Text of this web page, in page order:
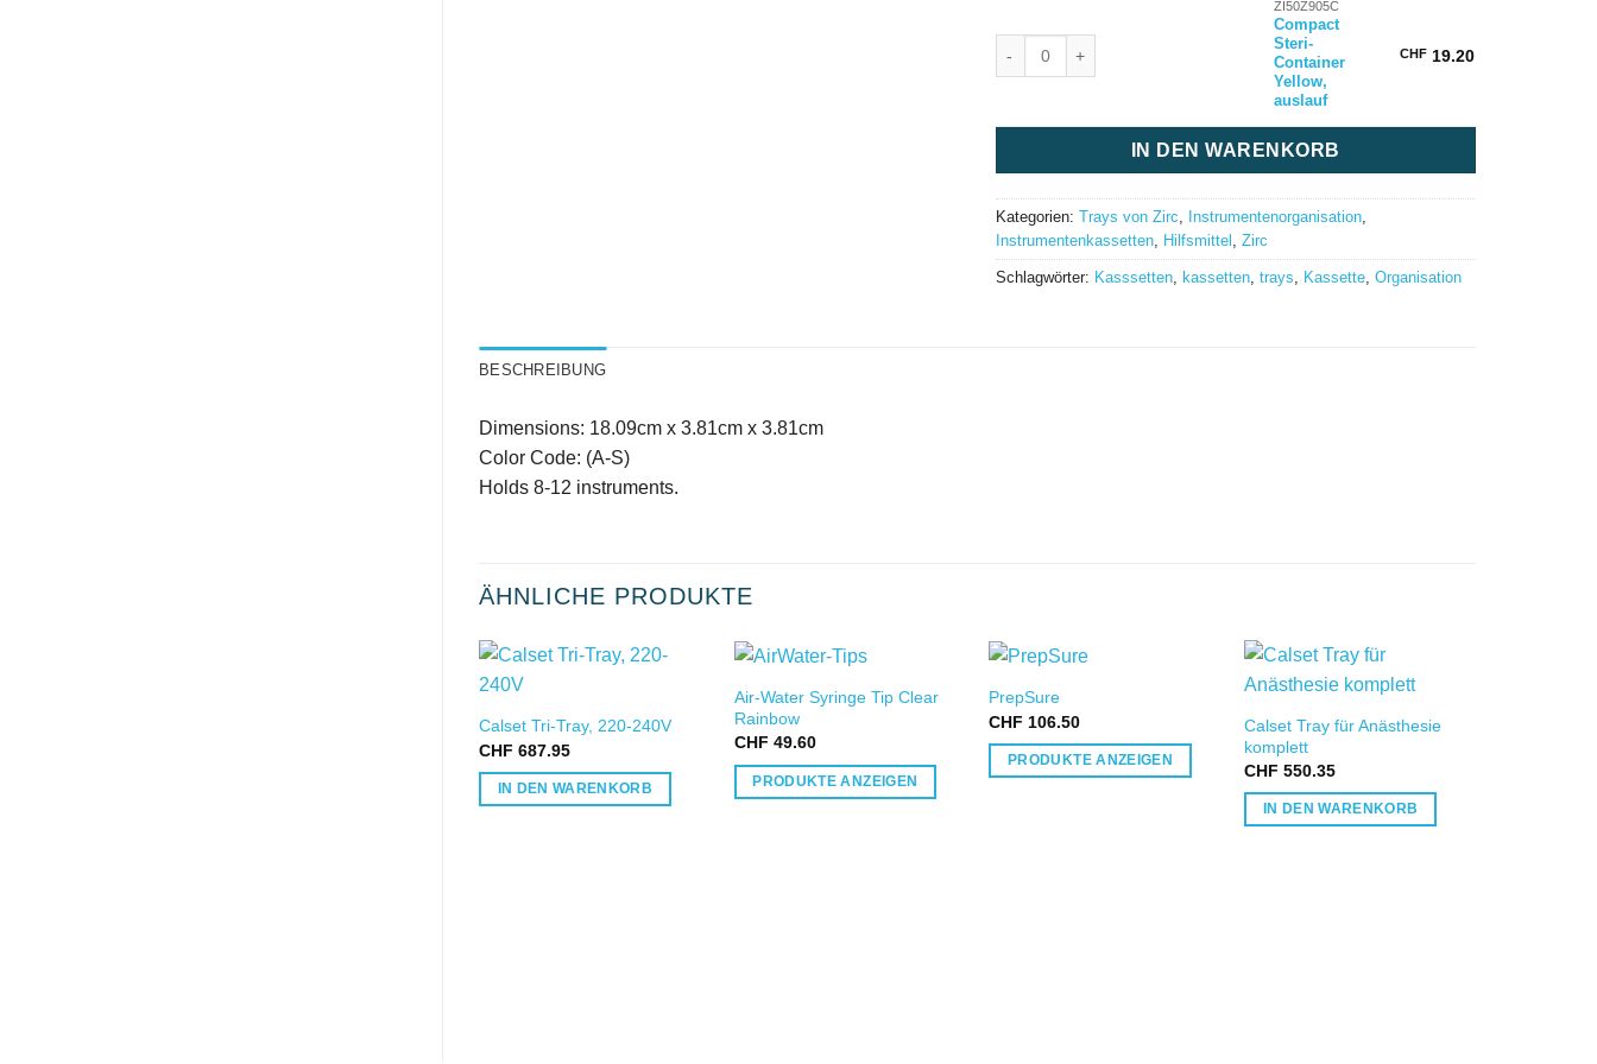
Compact Steri-Container Yellow, auslauf Menge
ZI50Z905C
Compact
Steri-
Container
Yellow,
auslauf
CHF19.20
IN DEN WARENKORB
Kategorien: Trays von Zirc Instrumentenorganisation,
Instrumentenkassetten, Hilfsmittel Zirc
Schlagwörter: Kasssetten, kassetten, trays Kassette, Organisation
BESCHREIBUNG
Dimensions: 18.09cm x 3.81cm x 3.81cm
Color Code: (A-S)
Holds 8-12 instruments.
ÄHNLICHE PRODUKTE
WUNSCHLISTE
Calset Tri-Tray, 220-240V
CHF 687.95
IN DEN WARENKORB
IN DIE
Air-Water Syringe Tip Clear
Rainbow
CHF 49.60
PRODUKTE ANZEIGEN
WUNSCHLISTE
PrepSure
CHF 106.50
PRODUKTE ANZEIGEN
WUNSCHLISTE
Calset Tray für Anästhesie
komplett
CHF 550.35
IN DEN WARENKORB